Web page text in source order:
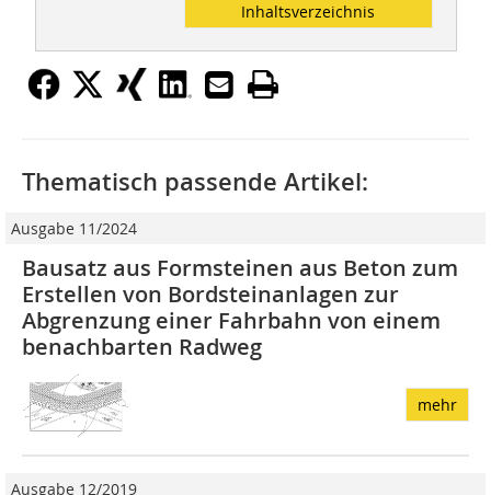
Inhaltsverzeichnis
Thematisch passende Artikel:
Ausgabe 11/2024
Bausatz aus Formsteinen aus Beton zum
Erstellen von Bordsteinanlagen zur
Abgrenzung einer Fahrbahn von einem
benachbarten Radweg
mehr
Ausgabe 12/2019